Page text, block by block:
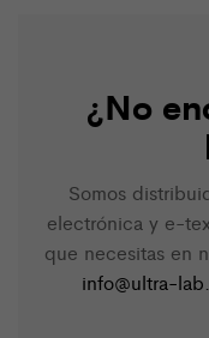
¿No
Somos
electrónica y e-
que necesitas en
info@ultra-